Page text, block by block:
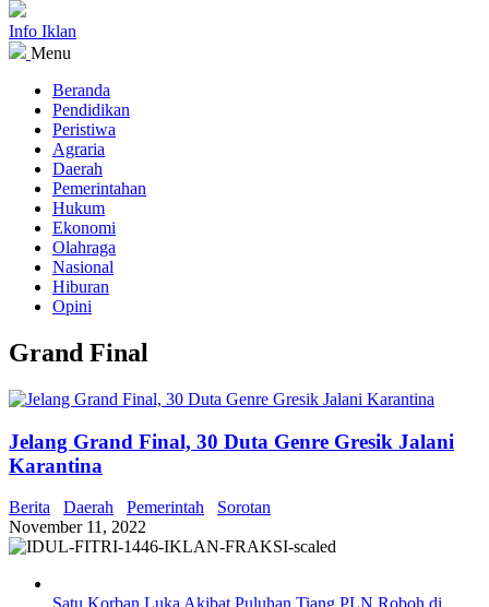
Info Iklan
Menu
Beranda
Pendidikan
Peristiwa
Agraria
Daerah
Pemerintahan
Hukum
Ekonomi
Olahraga
Nasional
Hiburan
Opini
Grand Final
Jelang Grand Final, 30 Duta Genre Gresik Jalani
Karantina
Berita Daerah Pemerintah
Sorotan
November 11, 2022